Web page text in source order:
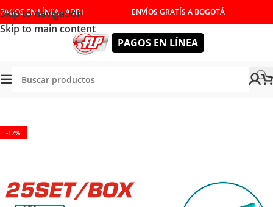
Skip to navigation
Skip to main content
PAGOS EN LÍNEA - ADDI ENVÍOS GRATÍS A BOGOTÁ
PAGOS EN LÍNEA
Tienda/HERRAMIENTAS INALÁMBRICAS
-17%